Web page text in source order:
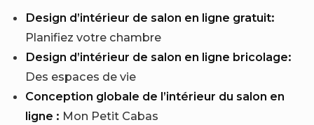
Design d’intérieur de salon en ligne gratuit:
Planifiez votre chambre
Design d’intérieur de salon en ligne bricolage:
Des espaces de vie
Conception globale de l’intérieur du salon en
ligne : Mon Petit Cabas